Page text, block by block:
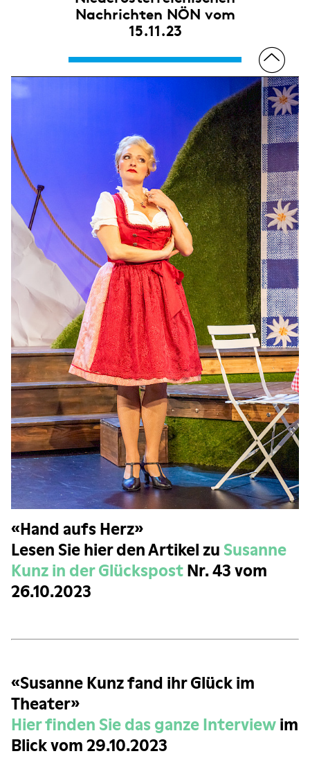
Nachrichten NÖN vom
15.11.23
«Hand aufs Herz»
Lesen Sie hier den Artikel zu Susanne
Kunz in der Glückspost Nr. 43 vom
26.10.2023
«Susanne Kunz fand ihr Glück im
Theater»
Hier finden Sie das ganze Interview im
Blick vom 29.10.2023